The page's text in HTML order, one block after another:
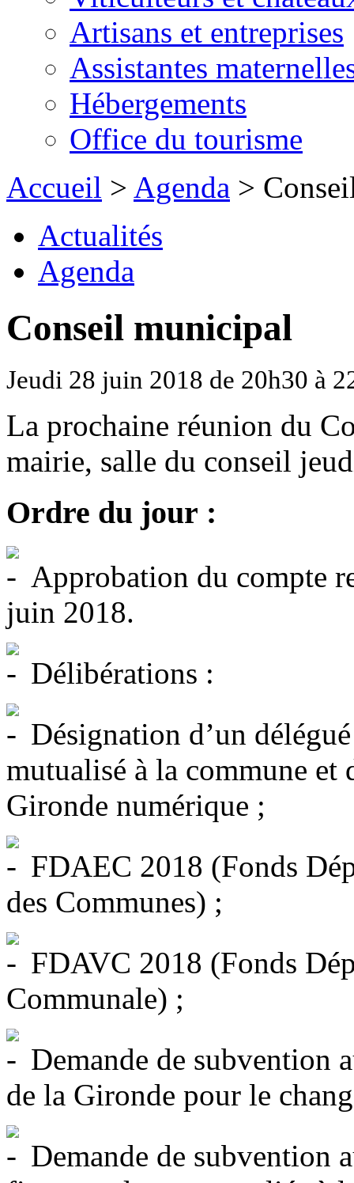
Artisans et entreprises
Assistantes
Hébergements
Office du tourisme
Accueil > Agenda >
Actualités
Agenda
Conseil municipal
Jeudi 28 juin 2018 de 20h30 à
La prochaine réunion du
mairie, salle du conseil
Ordre du jour :
Approbation du compte
juin 2018.
Délibérations :
Désignation d’un
mutualisé à la commune et
Gironde numérique ;
FDAEC 2018 (Fonds
des Communes) ;
FDAVC 2018 (Fonds
Communale) ;
Demande de subvention
de la Gironde pour le
Demande de subvention